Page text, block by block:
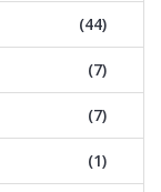
(44)
(7)
(7)
(1)